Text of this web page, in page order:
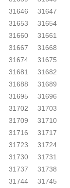
31646
31647
31653
31654
31660
31661
31667
31668
31674
31675
31681
31682
31688
31689
31695
31696
31702
31703
31709
31710
31716
31717
31723
31724
31730
31731
31737
31738
31744
31745